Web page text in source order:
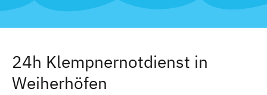
24h Klempnernotdienst in
Weiherhöfen